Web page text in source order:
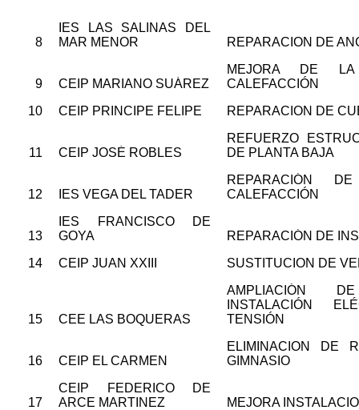
8
IES LAS SALINAS DEL
MAR MENOR
REPARACION DE
9 CEIP MARIANO SUÁREZ
MEJORA DE LA
CALEFACCIÓN
10
CEIP PRINCIPE FELIPE REPARACION DE
11 CEIP JOSÉ ROBLES
REFUERZO
DE PLANTA BAJA
12 IES VEGA DEL TADER
REPARACIÓN
CALEFACCIÓN
13
IES FRANCISCO DE
GOYA
REPARACIÓN DE
14
CEIP JUAN XXIII SUSTITUCION DE
15 CEE LAS BOQUERAS
AMPLIACIÓN
INSTALACIÓN
TENSIÓN
16 CEIP EL CARMEN
ELIMINACION DE
GIMNASIO
17
CEIP FEDERICO DE
ARCE MARTINEZ
MEJORA